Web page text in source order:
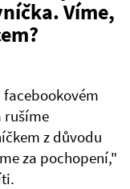
Víme,
facebookovém
rušíme
z důvodu
za pochopení,"